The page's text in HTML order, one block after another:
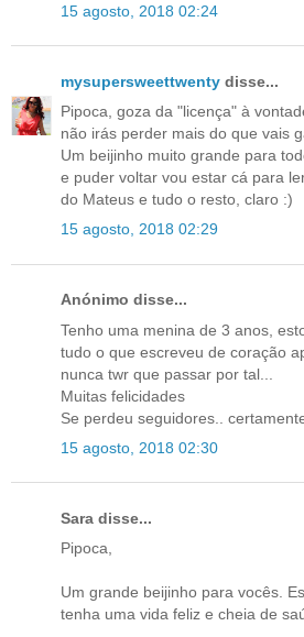
15 agosto, 2018 02:24
mysupersweettwenty disse...
Pipoca, goza da "licença" à
não irás perder mais do que vais
Um beijinho muito grande para
e puder voltar vou estar cá para
do Mateus e tudo o resto, claro :)
15 agosto, 2018 02:29
Anónimo disse...
Tenho uma menina de 3 anos,
tudo o que escreveu de coração
nunca twr que passar por tal...
Muitas felicidades
Se perdeu seguidores..
15 agosto, 2018 02:30
Sara disse...
Pipoca,
Um grande beijinho para vocês.
tenha uma vida feliz e cheia de